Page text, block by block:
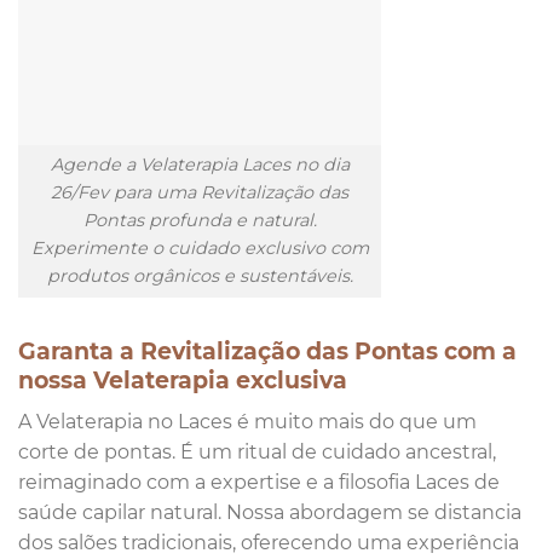
Agende a Velaterapia Laces no dia
26/Fev para uma Revitalização das
Pontas profunda e natural.
Experimente o cuidado exclusivo com
produtos orgânicos e sustentáveis.
Garanta a Revitalização das Pontas com a
nossa Velaterapia exclusiva
A Velaterapia no Laces é muito mais do que um
corte de pontas. É um ritual de cuidado ancestral,
reimaginado com a expertise e a filosofia Laces de
saúde capilar natural. Nossa abordagem se distancia
dos salões tradicionais, oferecendo uma experiência